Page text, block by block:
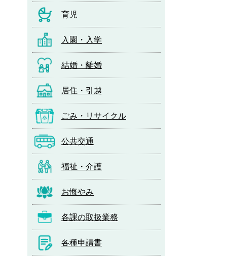
育児
入園・入学
結婚・離婚
居住・引越
ごみ・リサイクル
公共交通
福祉・介護
お悔やみ
各課の取扱業務
各種申請書